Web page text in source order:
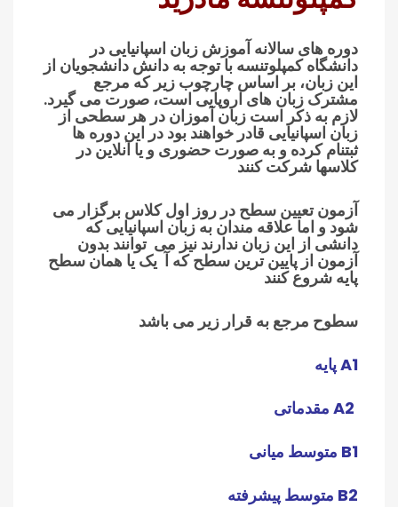
دوره های سالانه آموزش زبان اسپانیایی در
دانشگاه کمپلوتنسه با توجه به دانش دانشجویان از
این زبان، بر اساس چارچوب زیر که مرجع
مشترک زبان های اروپایی است، صورت می گیرد.
لازم به ذکر است زبان آموزان در هر سطحی از
زبان اسپانیایی قادر خواهند بود در این دوره ها
ثبتنام کرده و به صورت حضوری و یا آنلاین در
کلاسها شرکت کنند
شود و اما علاقه مندان به زبان اسپانیایی که
دانشی از این زبان ندارند نیز می توانند بدون
آزمون از پایین ترین سطح که آ یک یا همان سطح
پایه شروع کنند
سطوح مرجع به قرار زیر می باشد
پایه A1
مقدماتی A2
متوسط میانی B1
متوسط پیشرفته B2